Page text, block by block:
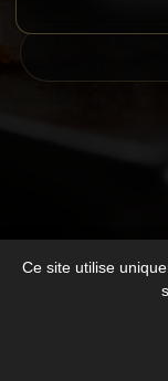
Ce site utilise
© AUX PETITS